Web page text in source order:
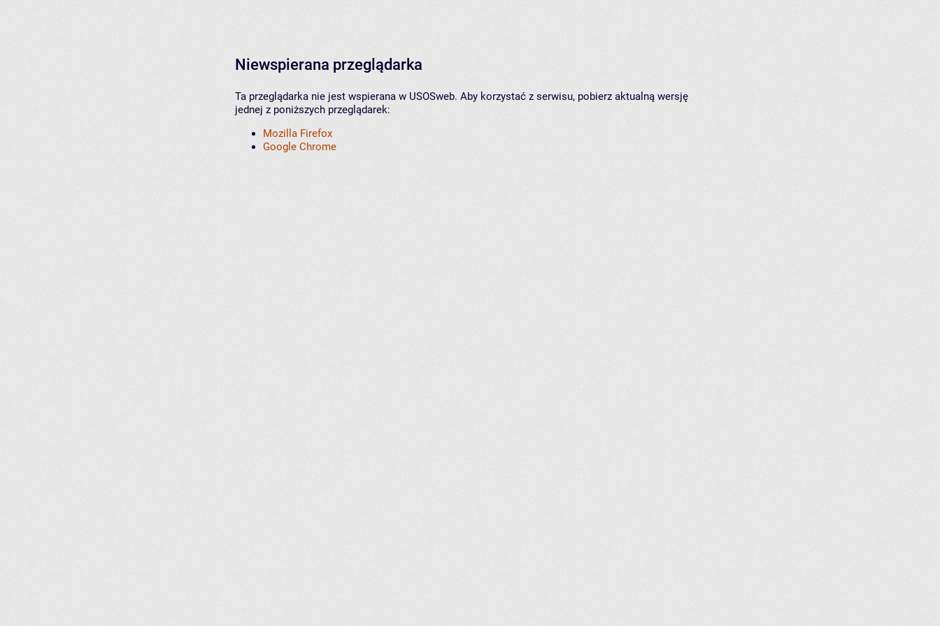
Niewspierana przeglądarka
Ta przeglądarka nie jest wspierana w USOSweb. Aby korzystać z serwisu, pobierz aktualną wersję
jednej z poniższych przeglądarek:
Mozilla Firefox
Google Chrome